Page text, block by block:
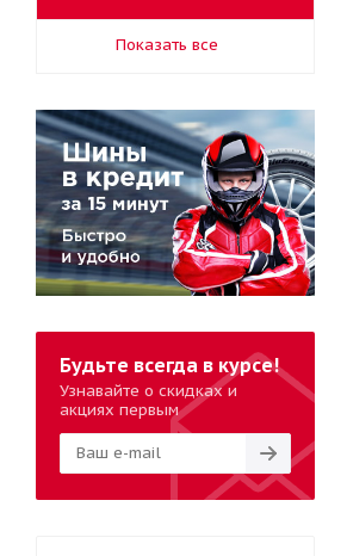
Показать все
Будьте всегда в курсе!
Узнавайте о скидках и
акциях первым